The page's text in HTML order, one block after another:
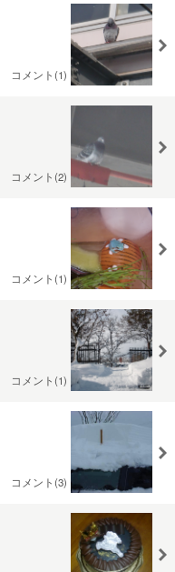
コメント(1)
コメント(2)
コメント(1)
コメント(1)
コメント(3)